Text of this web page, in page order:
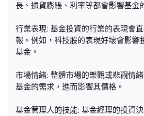
長、通貨膨脹、利率等都會影響基金
行業表現: 基金投資的行業的表現會
報。例如，科技股的表現好壞會影響
基金。
市場情緒: 整體市場的樂觀或悲觀情
基金的需求，進而影響其價格。
基金管理人的技能: 基金經理的投資